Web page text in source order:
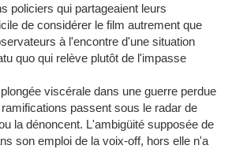
policiers qui partageaient leurs
de considérer le film autrement que
à l'encontre d'une situation
quo qui relève plutôt de l'impasse
viscérale dans une guerre perdue
passent sous le radar de
la dénoncent. L'ambigüité supposée de
son emploi de la voix-off, hors elle n'a